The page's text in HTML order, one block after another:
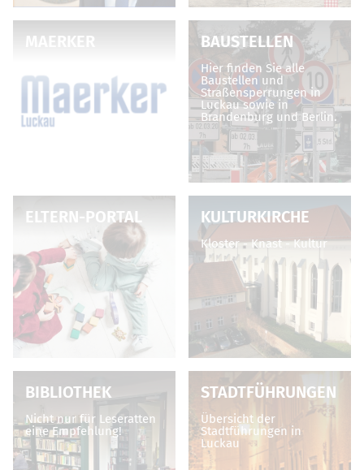
MAERKER BAUSTELLEN
Hier finden Sie alle
Baustellen und
Straßensperrungen in
Luckau sowie in
Brandenburg und Berlin.
ELTERN-PORTAL KULTURKIRCHE
Kloster - Knast - Kultur
BIBLIOTHEK
Nicht nur für Leseratten
eine Empfehlung!
STADTFÜHRUNGEN
Übersicht der
Stadtführungen in
Luckau